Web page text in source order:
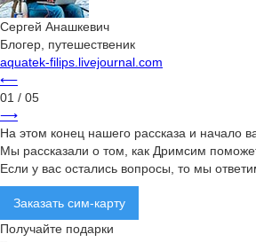
Сергей Анашкевич
Блогер, путешественик
aquatek-filips.livejournal.com
⟵
01 / 05
⟶
На этом конец нашего рассказа и начало
Мы рассказали о том, как Дримсим
Если у вас остались вопросы, то мы
Заказать сим-карту
Получайте подарки